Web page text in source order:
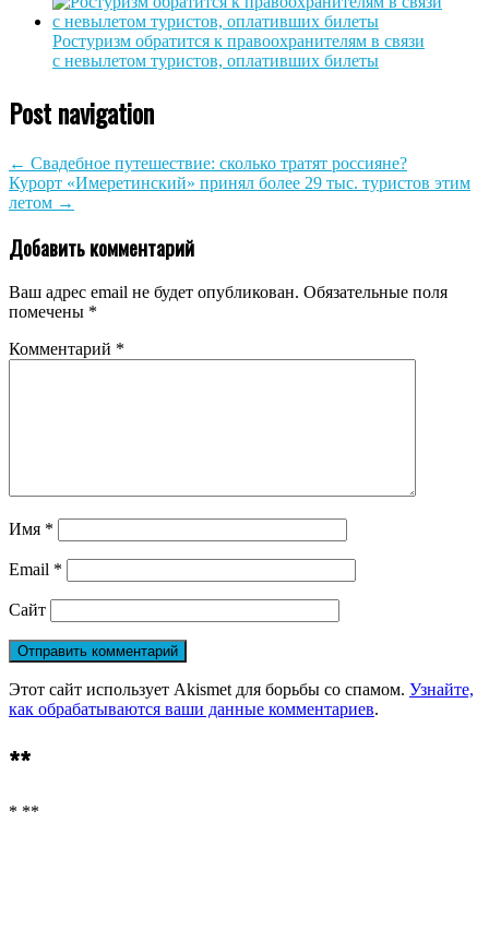
Ростуризм обратится к правоохранителям в связи
с невылетом туристов, оплативших билеты
Post navigation
← Свадебное путешествие: сколько тратят россияне?
Курорт «Имеретинский» принял более 29 тыс. туристов этим
летом →
Добавить комментарий
Ваш адрес email не будет опубликован. Обязательные поля
помечены *
Комментарий *
Имя *
Email *
Сайт
Этот сайт использует Akismet для борьбы со спамом. Узнайте,
как обрабатываются ваши данные комментариев.
**
* **